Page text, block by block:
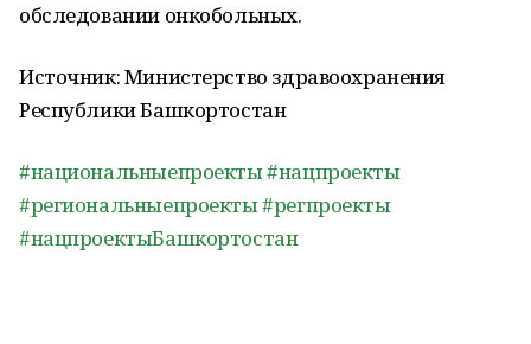
обследовании онкобольных.
Источник: Министерство здравоохранения
Республики Башкортостан
#национальныепроекты#нацпроекты
#региональныепроекты#регпроекты
#нацпроектыБашкортостан